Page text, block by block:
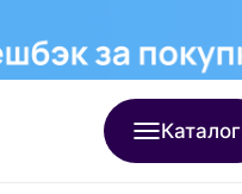
Каталог